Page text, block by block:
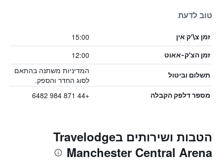
טוב לדעת
זמן צ\'ק אין 15:00
זמן הצ'ק-אאוט 12:00
תשלום וביטול
המדיניות משתנה בהתאם
לסוג החדר והספק.
מספר דלפק הקבלה +44 871 984 6482
הטבות ושירותים בTravelodge
Manchester Central Arena